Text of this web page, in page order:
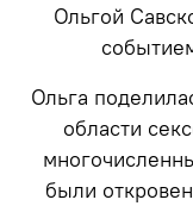
Ольгой
Ольга
области
были